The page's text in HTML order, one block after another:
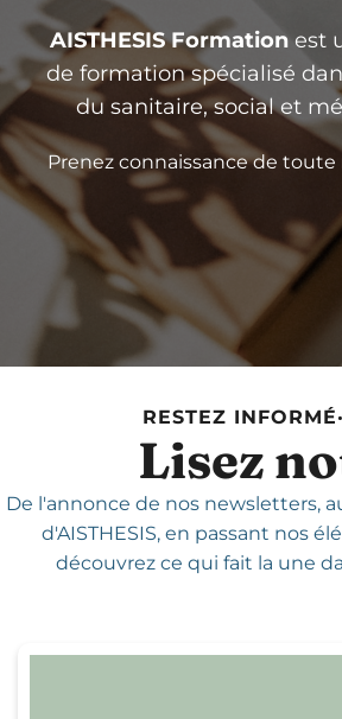
AISTHESIS Formation est
de formation spécialisé
du sanitaire, social et
Prenez connaissance de
RESTEZ
Lisez
De l'annonce de nos newsletters,
d'AISTHESIS,en passant nos
découvrez ce qui fait la une